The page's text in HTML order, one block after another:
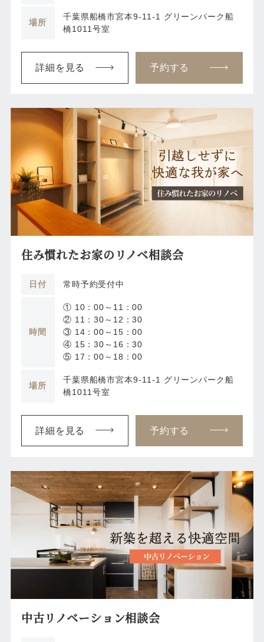
場所
千葉県船橋市宮本9-11-1 グリーンパーク船
橋1011号室
詳細を見る 予約する
住み慣れたお家のリノベ相談会
日付 常時予約受付中
時間
① 10：00～11：00
② 11：30～12：30
③ 14：00～15：00
④ 15：30～16：30
⑤ 17：00～18：00
場所
千葉県船橋市宮本9-11-1 グリーンパーク船
橋1011号室
詳細を見る 予約する
中古リノベーション相談会